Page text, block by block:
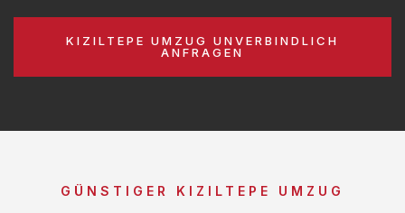
KIZILTEPE UMZUG UNVERBINDLICH
ANFRAGEN
GÜNSTIGER KIZILTEPE UMZUG